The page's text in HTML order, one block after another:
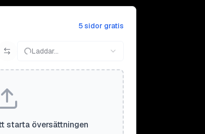
5 sidor gratis
Laddar...
starta översättningen